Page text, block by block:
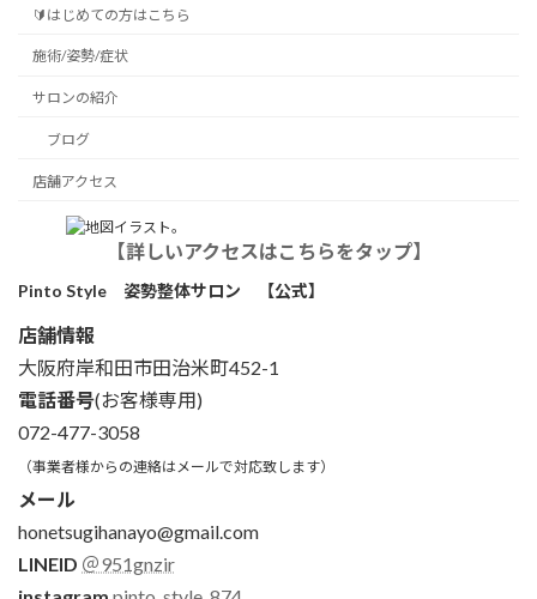
🔰はじめての方はこちら
施術/姿勢/症状
サロンの紹介
ブログ
店舗アクセス
【詳しいアクセスはこちらをタップ】
Pinto Style 姿勢整体サロン 【公式】
店舗情報
大阪府岸和田市田治米町452-1
電話番号(お客様専用)
072-477-3058
（事業者様からの連絡はメールで対応致します）
メール
honetsugihanayo@gmail.com
LINEID ＠951gnzir